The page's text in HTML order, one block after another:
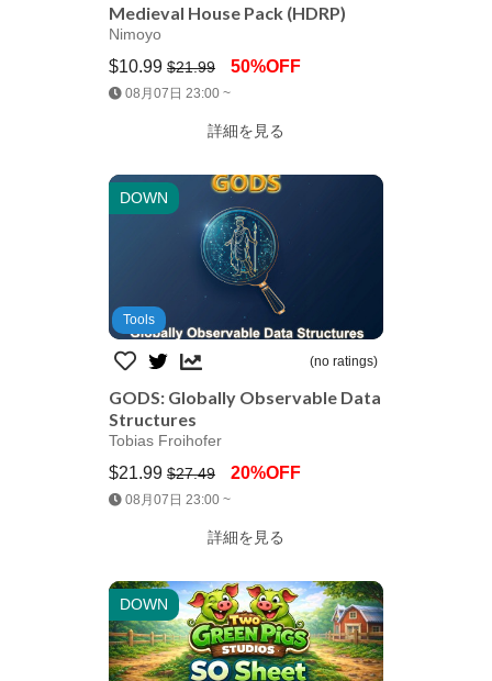
Medieval House Pack (HDRP)
Nimoyo
$10.99 $21.99 50%OFF
08月07日 23:00 ~
詳細を見る
DOWN
Jump AssetStore
Tools
(no ratings)
GODS: Globally Observable Data
Structures
Tobias Froihofer
$21.99 $27.49 20%OFF
08月07日 23:00 ~
詳細を見る
DOWN
Jump AssetStore